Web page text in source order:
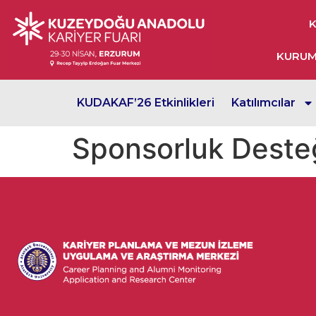
KUDAKAF’26 Etkinlikleri Katılımcılar
Sponsorluk